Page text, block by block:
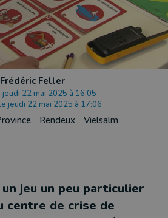
Frédéric Feller
22 mai 2025 à 16:05
jeudi 22 mai 2025 à 17:06
Rendeux Vielsalm
un jeu un peu particulier
centre de crise de